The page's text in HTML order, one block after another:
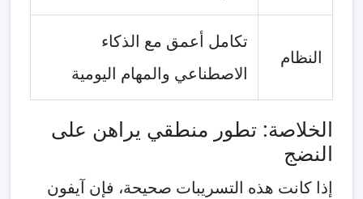
النظام
تكامل أعمق مع الذكاء
الاصطناعي والمهام اليومية
الخلاصة: تطور منطقي يراهن على
النضج
إذا كانت هذه التسريبات صحيحة، فإن آيفون